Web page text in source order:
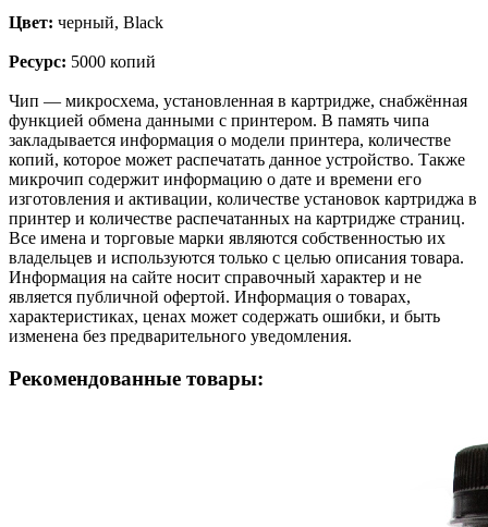
Цвет: черный, Black
Ресурс: 5000 копий
Чип — микросхема, установленная в картридже, снабжённая
функцией обмена данными с принтером. В память чипа
закладывается информация о модели принтера, количестве
копий, которое может распечатать данное устройство. Также
микрочип содержит информацию о дате и времени его
изготовления и активации, количестве установок картриджа в
принтер и количестве распечатанных на картридже страниц.
Все имена и торговые марки являются собственностью их
владельцев и используются только с целью описания товара.
Информация на сайте носит справочный характер и не
является публичной офертой. Информация о товарах,
характеристиках, ценах может содержать ошибки, и быть
изменена без предварительного уведомления.
Рекомендованные товары: